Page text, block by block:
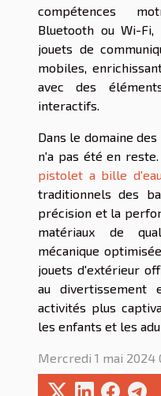
compétences
Bluetooth ou Wi-
jouets de
mobiles,
avec des
interactifs.
Dans le domaine
n'a pas été en
pistolet a bille d'eau
traditionnels des
précision et la
matériaux de
mécanique
jouets d'extérieur
au divertissement
activités plus
les enfants et les
Mercredi 1 mai 2024